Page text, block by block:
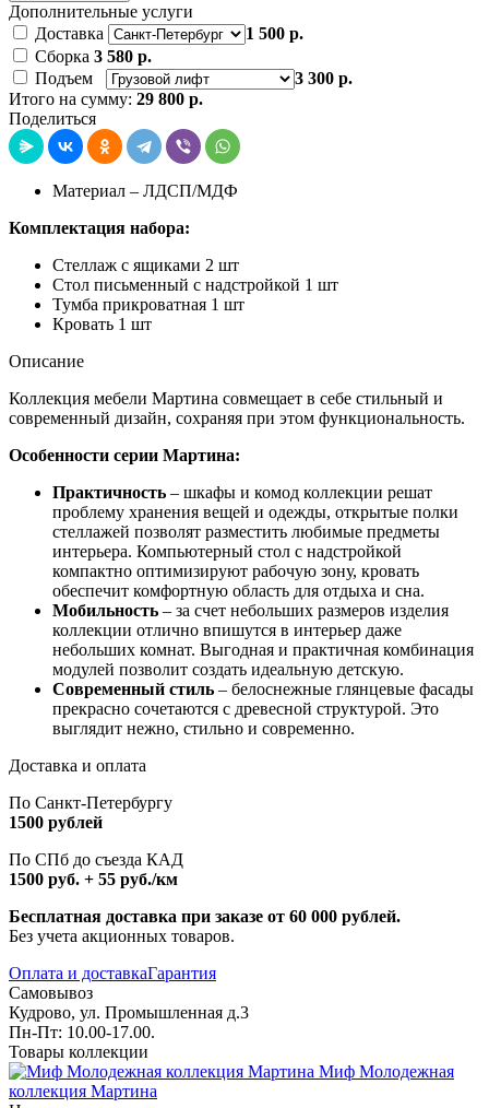
Дополнительные услуги
Доставка
1 500 р.
Сборка 3 580 р.
Подъем
3 300 р.
Итого на сумму: 29 800 р.
Поделиться
Материал – ЛДСП/МДФ
Комплектация набора:
Стеллаж с ящиками 2 шт
Стол письменный с надстройкой 1 шт
Тумба прикроватная 1 шт
Кровать 1 шт
Описание
Коллекция мебели Мартина совмещает в себе стильный и
современный дизайн, сохраняя при этом функциональность.
Особенности серии Мартина:
Практичность – шкафы и комод коллекции решат
проблему хранения вещей и одежды, открытые полки
стеллажей позволят разместить любимые предметы
интерьера. Компьютерный стол с надстройкой
компактно оптимизируют рабочую зону, кровать
обеспечит комфортную область для отдыха и сна.
Мобильность – за счет небольших размеров изделия
коллекции отлично впишутся в интерьер даже
небольших комнат. Выгодная и практичная комбинация
модулей позволит создать идеальную детскую.
Современный стиль – белоснежные глянцевые фасады
прекрасно сочетаются с древесной структурой. Это
выглядит нежно, стильно и современно.
Доставка и оплата
По Санкт-Петербургу
1500 рублей
По СПб до съезда КАД
1500 руб. + 55 руб./км
Бесплатная доставка при заказе от 60 000 рублей.
Без учета акционных товаров.
Оплата и доставкаГарантия
Самовывоз
Кудрово, ул. Промышленная д.3
Пн-Пт: 10.00-17.00.
Товары коллекции
Миф Молодежная
коллекция Мартина